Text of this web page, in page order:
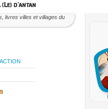
(Le) d'antan
livres villes et villages du